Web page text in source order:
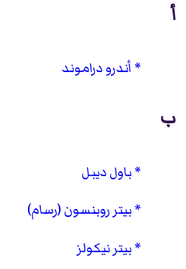
أ
أندرو دراموند
ب
باول ديبل
بيتر روبنسون (رسام)
بيتر نيكولز